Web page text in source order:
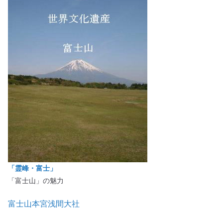
「霊峰・富士」
「富士山」の魅力
富士山本宮浅間大社